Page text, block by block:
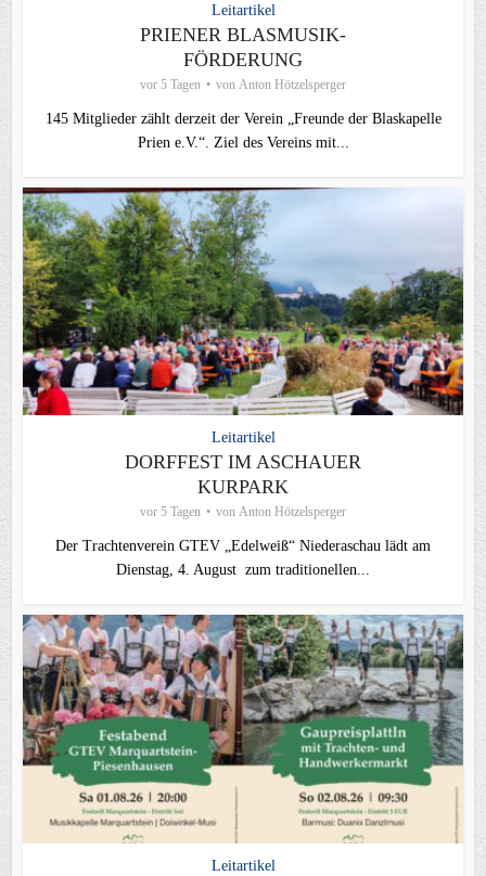
Leitartikel
PRIENER BLASMUSIK-
FÖRDERUNG
vor 5 Tagen von Anton Hötzelsperger
145 Mitglieder zählt derzeit der Verein „Freunde der Blaskapelle
Prien e.V.“. Ziel des Vereins mit...
Leitartikel
DORFFEST IM ASCHAUER
KURPARK
vor 5 Tagen von Anton Hötzelsperger
Der Trachtenverein GTEV „Edelweiß“ Niederaschau lädt am
Dienstag, 4. August zum traditionellen...
Leitartikel